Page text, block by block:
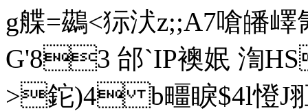
g艓=鷀<狋汱z;;A7嗆皤
G'83 邰`IP襖姄 渹
>鉈)4 b疅睙$4 l憕J